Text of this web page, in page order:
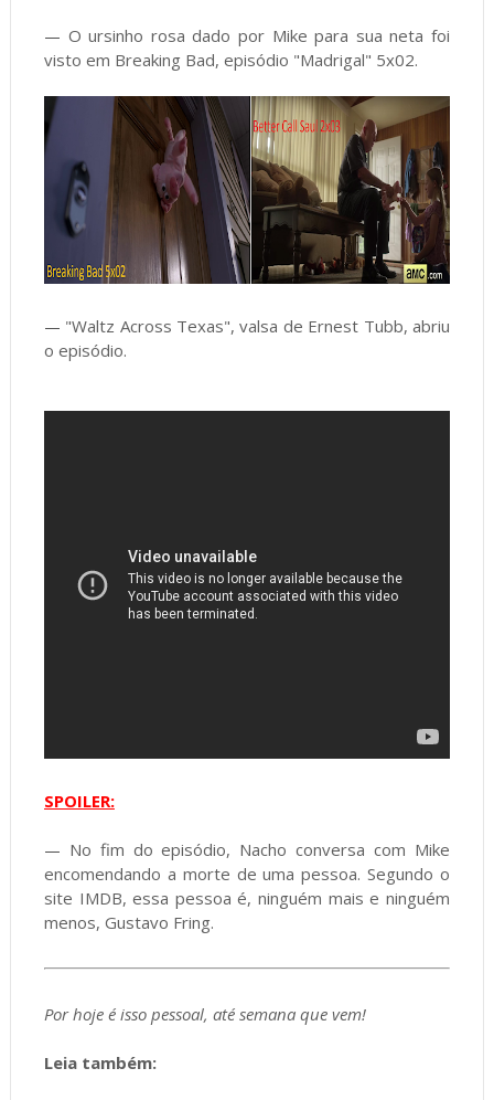
— O ursinho rosa dado por Mike para sua neta foi
visto em Breaking Bad, episódio "Madrigal" 5x02.
— "Waltz Across Texas", valsa de Ernest Tubb, abriu
o episódio.
SPOILER:
— No fim do episódio, Nacho conversa com Mike
encomendando a morte de uma pessoa. Segundo o
site IMDB, essa pessoa é, ninguém mais e ninguém
menos, Gustavo Fring.
Por hoje é isso pessoal, até semana que vem!
Leia também: